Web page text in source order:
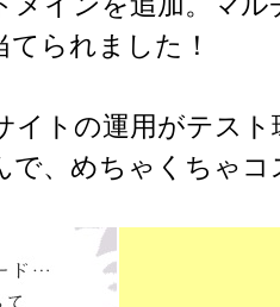
られました！
イトの運用がテスト
で、めちゃくちゃコ